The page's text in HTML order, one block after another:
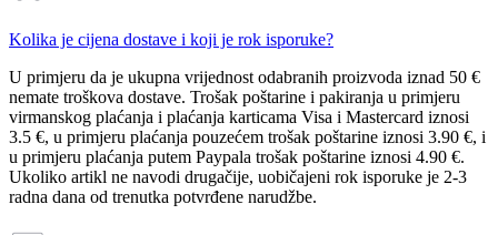
Kolika je cijena dostave i koji je rok isporuke?
U primjeru da je ukupna vrijednost odabranih proizvoda iznad 50 €
nemate troškova dostave. Trošak poštarine i pakiranja u primjeru
virmanskog plaćanja i plaćanja karticama Visa i Mastercard iznosi
3.5 €, u primjeru plaćanja pouzećem trošak poštarine iznosi 3.90 €, i
u primjeru plaćanja putem Paypala trošak poštarine iznosi 4.90 €.
Ukoliko artikl ne navodi drugačije, uobičajeni rok isporuke je 2-3
radna dana od trenutka potvrđene narudžbe.